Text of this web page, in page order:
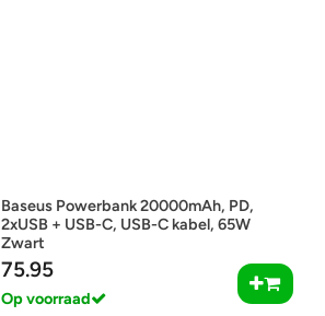
Baseus Powerbank 20000mAh, PD,
2xUSB + USB-C, USB-C kabel, 65W
Zwart
75.95
Op voorraad